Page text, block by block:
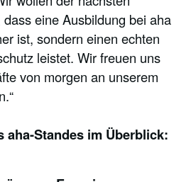
eine Ausbildung bei aha
ist, sondern einen echten
leistet. Wir freuen uns
von morgen an unserem
aha-Standes im Überblick: